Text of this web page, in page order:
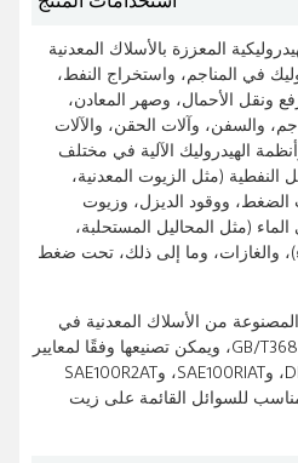
المعززة بالأسلاك المعدنية
في المناجم، واستخراج النفط،
ونقل الأحمال، وصهر المعادن،
والسفن، وآلات الحقن، والآلات
الهيدروليك الآلية في مختلف
النفطية (مثل الزيوت المعدنية،
الضغط، ووقود الديزل، وزيوت
(مثل المحاليل المستحلبة،
والغازات، وما إلى ذلك، تحت ضغط
من الأسلاك المعدنية في
هذه الشركة وفقًا لمعيار GB/T3683-2011، ويمكن تصنيعها وفقًا لمعايير
ISO/DIS1436-1985، وDIN20022، وSAE100RIAT، وSAE100R2AT
للسوائل القائمة على زيت